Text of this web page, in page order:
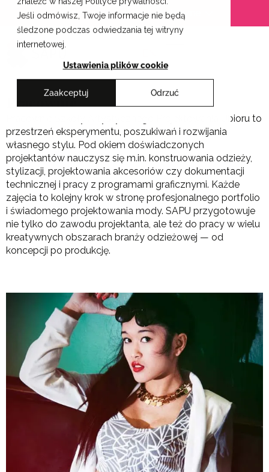
Jeśli odmówisz, Twoje informacje nie będą
śledzone podczas odwiedzania tej witryny
internetowej.
Ustawienia plików cookie
Zaakceptuj Odrzuć
Przejdź
treści
Krakowskie Szkoły Artystyczne
Pracownie
Pracownie Szkoły Artystycznego Projektowania Ubioru to
przestrzeń eksperymentu, poszukiwań i rozwijania
własnego stylu. Pod okiem doświadczonych
projektantów nauczysz się m.in. konstruowania odzieży,
stylizacji, projektowania akcesoriów czy dokumentacji
technicznej i pracy z programami graficznymi. Każde
zajęcia to kolejny krok w stronę profesjonalnego portfolio
i świadomego projektowania mody. SAPU przygotowuje
nie tylko do zawodu projektanta, ale też do pracy w wielu
kreatywnych obszarach branży odzieżowej — od
koncepcji po produkcję.